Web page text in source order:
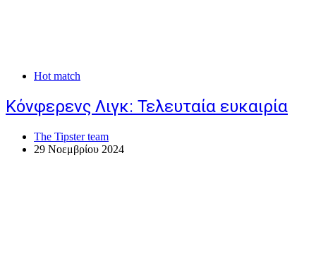
Hot match
Κόνφερενς Λιγκ: Τελευταία ευκαιρία
The Tipster team
29 Νοεμβρίου 2024